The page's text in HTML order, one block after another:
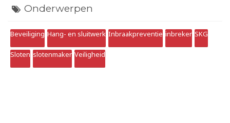
Onderwerpen
Beveiliging Hang- en sluitwerk Inbraakpreventie inbreker SKG
Sloten slotenmaker Veiligheid